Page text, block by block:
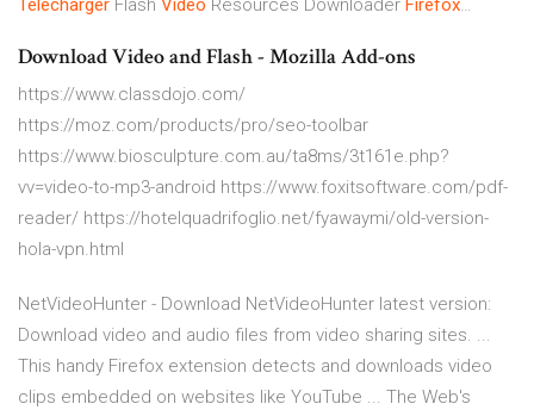
Télécharger Flash Video Resources Downloader Firefox…
Download Video and Flash - Mozilla Add-ons
https://www.classdojo.com/
https://moz.com/products/pro/seo-toolbar
https://www.biosculpture.com.au/ta8ms/3t161e.php?
vv=video-to-mp3-android https://www.foxitsoftware.com/pdf-
reader/ https://hotelquadrifoglio.net/fyawaymi/old-version-
hola-vpn.html
NetVideoHunter - Download NetVideoHunter latest version:
Download video and audio files from video sharing sites. ...
This handy Firefox extension detects and downloads video
clips embedded on websites like YouTube ... The Web's